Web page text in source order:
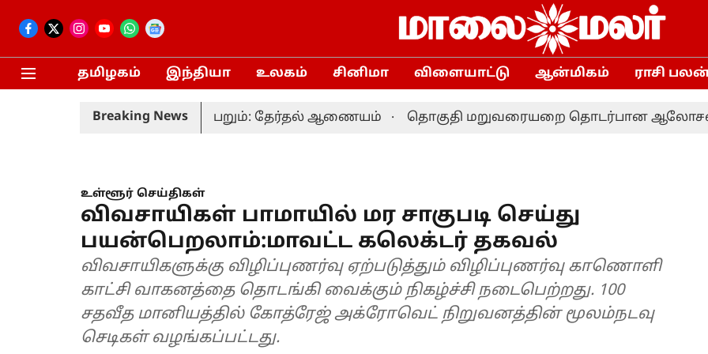
தமிழகம் இந்தியா உலகம் சினிமா விளையாட்டு ஆன்மிகம் ராசி
Breaking News
வரும் 20-ம் தேதி நடைபெறும்: தேர்தல் ஆணையம் தொகுதி மறுவரையறை தொடர்பான ஆலோசனை:
உள்ளூர் செய்திகள்
விவசாயிகள் பாமாயில் மர சாகுபடி செய்து
பயன்பெறலாம்:மாவட்ட கலெக்டர் தகவல்
விவசாயிகளுக்கு விழிப்புணர்வு ஏற்படுத்தும் விழிப்புணர்வு காணொளி
காட்சி வாகனத்தை தொடங்கி வைக்கும் நிகழ்ச்சி நடைபெற்றது. 100
சதவீத மானியத்தில் கோத்ரேஜ் அக்ரோவெட் நிறுவனத்தின் மூலம்நடவு
செடிகள் வழங்கப்பட்டது.